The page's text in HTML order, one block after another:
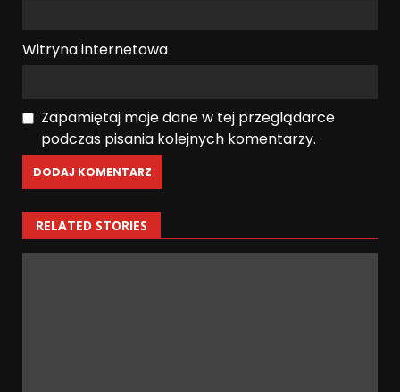
Witryna internetowa
Zapamiętaj moje dane w tej przeglądarce
podczas pisania kolejnych komentarzy.
RELATED STORIES